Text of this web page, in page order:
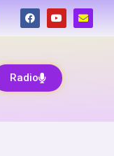
Radio